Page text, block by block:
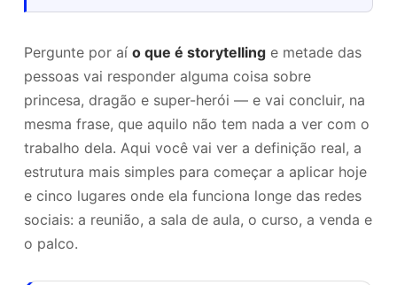
Pergunte por aí o que é storytellinge metade das
pessoas vai responder alguma coisa sobre
princesa, dragão e super-herói — e vai concluir, na
mesma frase, que aquilo não tem nada a ver com o
trabalho dela. Aqui você vai ver a definição real, a
estrutura mais simples para começar a aplicar hoje
e cinco lugares onde ela funciona longe das redes
sociais: a reunião, a sala de aula, o curso, a venda e
o palco.